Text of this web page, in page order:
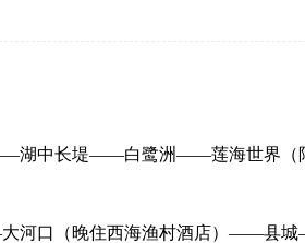
中长堤——白鹭洲——莲海世界（
口（晚住西海渔村酒店）——县城